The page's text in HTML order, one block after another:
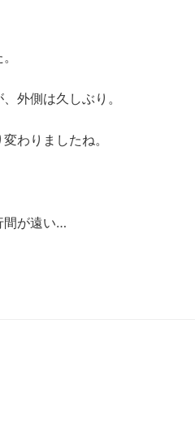
外側は久しぶり。
わりましたね。
間が遠い…